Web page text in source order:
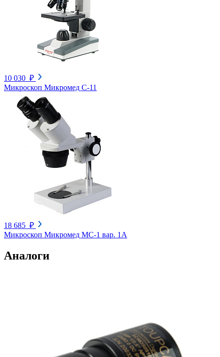
10 030 ₽
Микроскоп Микромед С-11
18 685 ₽
Микроскоп Микромед МС-1 вар. 1А
Аналоги